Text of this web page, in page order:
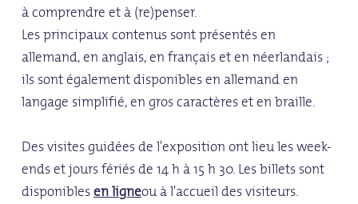
à comprendre et à (re)penser.
Les principaux contenus sont présentés en
allemand, en anglais, en français et en néerlandais ;
ils sont également disponibles en allemand en
langage simplifié, en gros caractères et en braille.
Des visites guidées de l'exposition ont lieu les week-
ends et jours fériés de 14 h à 15 h 30. Les billets sont
disponiblesen ligneou à l'accueil des visiteurs.